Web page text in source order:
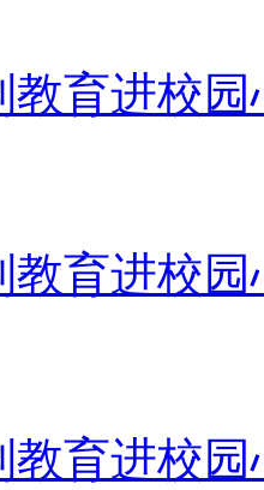
育进校
教育进校
教育进校